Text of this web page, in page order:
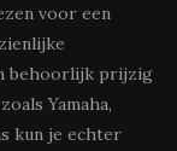
voor een
behoorlijk prijzig
Yamaha,
kun je echter